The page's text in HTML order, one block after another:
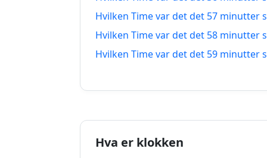
58 minutter siden
59 minutter siden
61 minutter siden
62 minutter siden
63 minutter siden
Hvilken Time var det det 57 minutter
Hvilken Time var det det 58 minutter
Hvilken Time var det det 59 minutter
Hva er klokken